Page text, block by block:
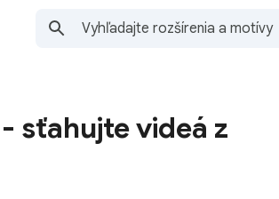
sťahujte videá z